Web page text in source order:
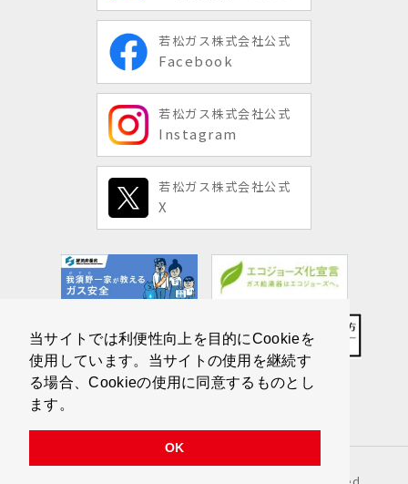
当サイトでは利便性向上を目的にCookieを
使用しています。当サイトの使用を継続す
る場合、Cookieの使用に同意するものとし
ます。
OK
若松ガス株式会社公式
Facebook
若松ガス株式会社公式
Instagram
若松ガス株式会社公式
X